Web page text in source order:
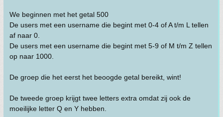
We beginnen met het getal 500
De users met een username die begint met 0-4 of A t/m L tellen
af naar 0.
De users met een username die begint met 5-9 of M t/m Z tellen
op naar 1000.
De groep die het eerst het beoogde getal bereikt, wint!
De tweede groep krijgt twee letters extra omdat zij ook de
moeilijke letter Q en Y hebben.